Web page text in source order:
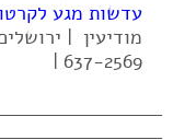
עדשות מגע
637-2569 |